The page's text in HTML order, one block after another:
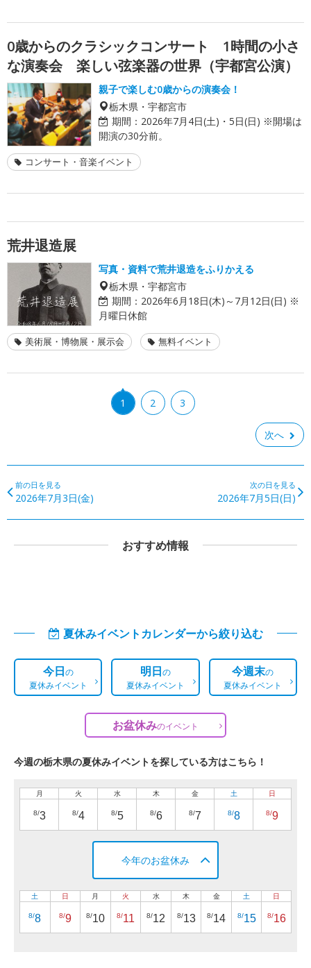
0歳からのクラシックコンサート 1時間の小さ
な演奏会 楽しい弦楽器の世界（宇都宮公演）
親子で楽しむ0歳からの演奏会！
栃木県・宇都宮市
期間： 2026年7月4日(土)・5日(日) ※開場は
開演の30分前。
コンサート・音楽イベント
荒井退造展
写真・資料で荒井退造をふりかえる
栃木県・宇都宮市
期間： 2026年6月18日(木)～7月12日(日) ※
月曜日休館
美術展・博物展・展示会 無料イベント
1 2 3
次へ
前の日を見る
2026年7月3日(金)
次の日を見る
2026年7月5日(日)
おすすめ情報
夏休みイベントカレンダーから絞り込む
今日の
夏休みイベント
明日の
夏休みイベント
今週末の
夏休みイベント
お盆休みのイベント
今週の栃木県の夏休みイベントを探している方はこちら！
月
8/3
火
8/4
水
8/5
木
8/6
金
8/7
土
8/8
日
8/9
今年のお盆休み
土
8/8
日
8/9
月
8/10
火
8/11
水
8/12
木
8/13
金
8/14
土
8/15
日
8/16